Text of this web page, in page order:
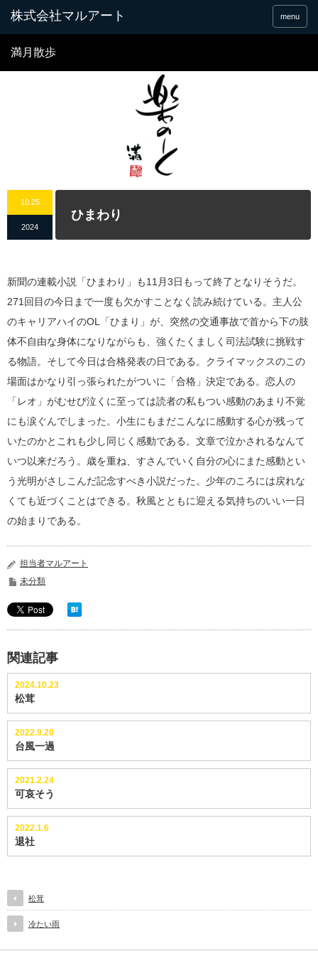
menu
満月散歩
10.25
2024
ひまわり
新聞の連載小説「ひまわり」も11月3日もって終了となりそうだ。
271回目の今日まで一度も欠かすことなく読み続けている。主人公
のキャリアハイのOL「ひまり」が、突然の交通事故で首から下の肢
体不自由な身体になりながらも、強くたくましく司法試験に挑戦す
る物語。そして今日は合格発表の日である。クライマックスのこの
場面はかなり引っ張られたがついに「合格」決定である。恋人の
「レオ」がむせび泣くに至っては読者の私もつい感動のあまり不覚
にも涙ぐんでしまった。小生にもまだこんなに感動する心が残って
いたのかとこれも少し同じく感動である。文章で泣かされるなんて
いつ以来だろう。歳を重ね、すさんでいく自分の心にまた感動とい
う光明がさしこんだ記念すべき小説だった。少年のころには戻れな
くても近づくことはできる。秋風とともに迎える気持ちのいい一日
の始まりである。
担当者マルアート
未分類
関連記事
2024.10.23
松茸
2022.9.20
台風一過
2021.2.24
可哀そう
2022.1.6
退社
松茸
冷たい雨